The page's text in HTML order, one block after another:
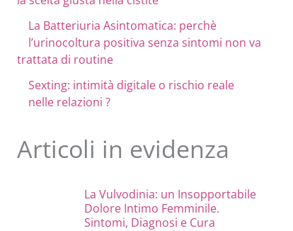
La Batteriuria Asintomatica: perchè
l’urinocoltura positiva senza sintomi non va
trattata di routine
Sexting: intimità digitale o rischio reale
nelle relazioni ?
Articoli in evidenza
La Vulvodinia: un Insopportabile
Dolore Intimo Femminile.
Sintomi, Diagnosi e Cura